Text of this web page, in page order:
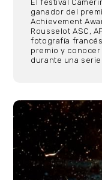
El festival
ganador del
Achievement
Rousselot ASC,
fotografía
premio y
durante una